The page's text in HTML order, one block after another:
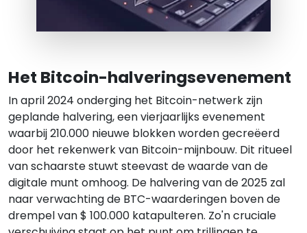
Het Bitcoin-halveringsevenement
In april 2024 onderging het Bitcoin-netwerk zijn
geplande halvering, een vierjaarlijks evenement
waarbij 210.000 nieuwe blokken worden gecreëerd
door het rekenwerk van Bitcoin-mijnbouw. Dit ritueel
van schaarste stuwt steevast de waarde van de
digitale munt omhoog. De halvering van de 2025 zal
naar verwachting de BTC-waarderingen boven de
drempel van $ 100.000 katapulteren. Zo'n cruciale